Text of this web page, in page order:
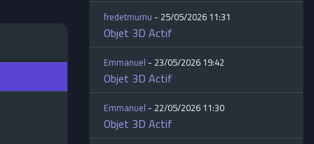
fredetmumu- 25/05/2026 11:31
Objet 3D Actif
Emmanuel- 23/05/2026 19:42
Objet 3D Actif
Emmanuel- 22/05/2026 11:30
Objet 3D Actif